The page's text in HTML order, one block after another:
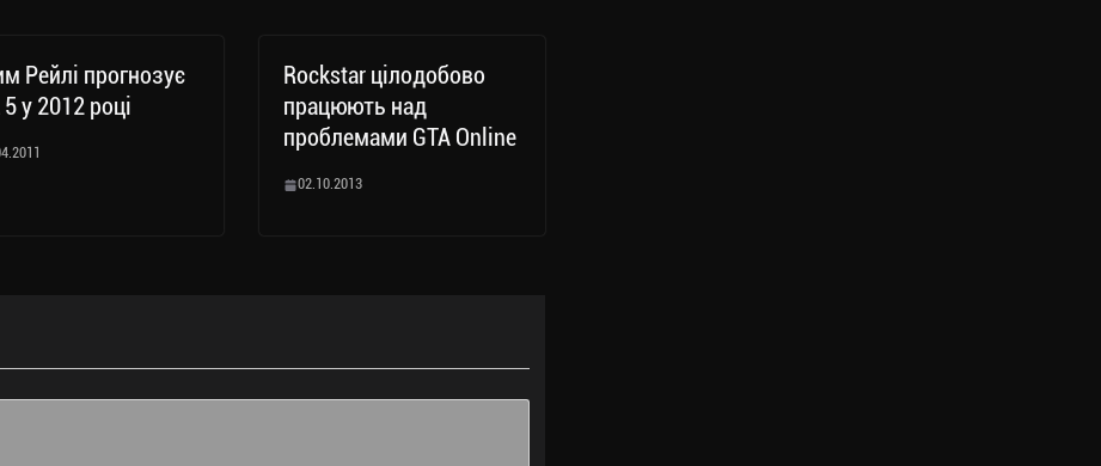
Рейлі прогнозує
5 у 2012 році
Rockstar цілодобово
працюють над
проблемами GTA Online
02.10.2013